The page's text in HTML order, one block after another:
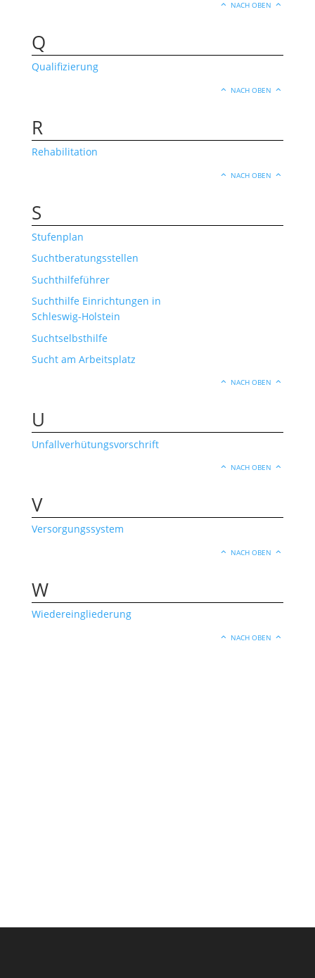
NACH OBEN
Q
Qualifizierung
NACH OBEN
R
Rehabilitation
NACH OBEN
S
Stufenplan
Suchtberatungsstellen
Suchthilfeführer
Suchthilfe Einrichtungen in
Schleswig-Holstein
Suchtselbsthilfe
Sucht am Arbeitsplatz
NACH OBEN
U
Unfallverhütungsvorschrift
NACH OBEN
V
Versorgungssystem
NACH OBEN
W
Wiedereingliederung
NACH OBEN